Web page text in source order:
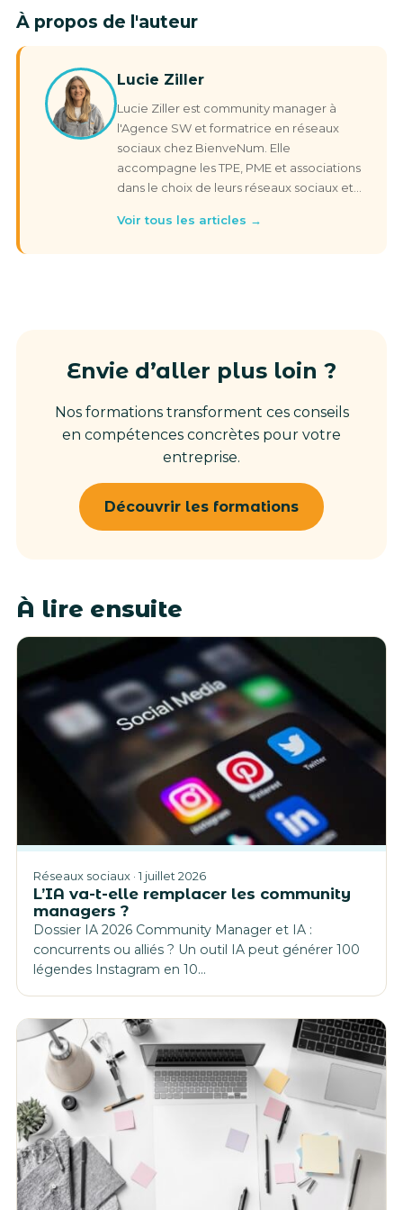
À propos de l'auteur
Lucie Ziller
Lucie Ziller est community manager à
l'Agence SW et formatrice en réseaux
sociaux chez BienveNum. Elle
accompagne les TPE, PME et associations
dans le choix de leurs réseaux sociaux et…
Voir tous les articles →
Envie d’aller plus loin ?
Nos formations transforment ces conseils
en compétences concrètes pour votre
entreprise.
Découvrir les formations
À lire ensuite
Réseaux sociaux · 1 juillet 2026
L’IA va-t-elle remplacer les community
managers ?
Dossier IA 2026 Community Manager et IA :
concurrents ou alliés ? Un outil IA peut générer 100
légendes Instagram en 10…